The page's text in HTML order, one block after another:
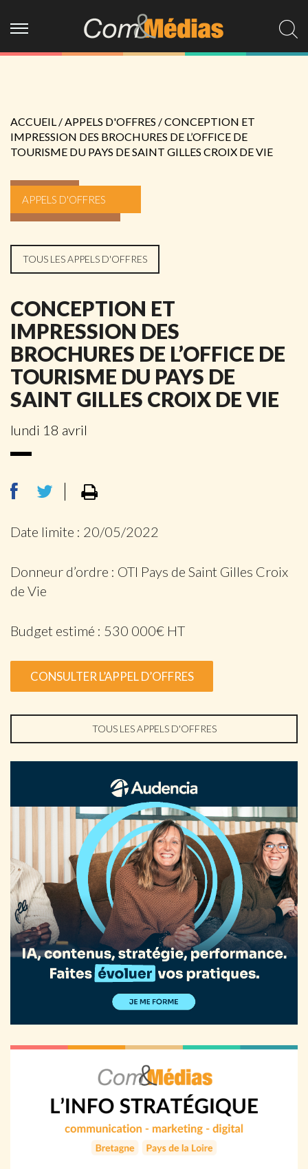
ACCUEIL /APPELS D'OFFRES /CONCEPTION ET
IMPRESSION DES BROCHURES DE L’OFFICE DE
TOURISME DU PAYS DE SAINT GILLES CROIX DE VIE
APPELS D'OFFRES
TOUS LES APPELS D'OFFRES
CONCEPTION ET
IMPRESSION DES
BROCHURES DE L’OFFICE DE
TOURISME DU PAYS DE
SAINT GILLES CROIX DE VIE
lundi 18 avril
Date limite : 20/05/2022
Donneur d’ordre : OTI Pays de Saint Gilles Croix
de Vie
Budget estimé : 530 000€ HT
CONSULTER L’APPEL D’OFFRES
TOUS LES APPELS D'OFFRES